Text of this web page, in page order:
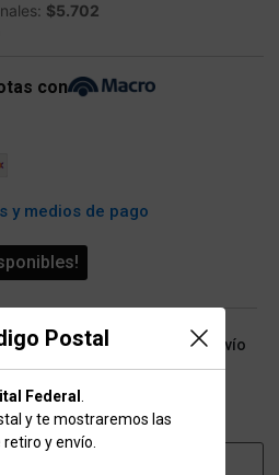
Postal
Federal
y te mostraremos las
y envío.
$5.702
con
y medios de pago
las opciones de retiro/envío